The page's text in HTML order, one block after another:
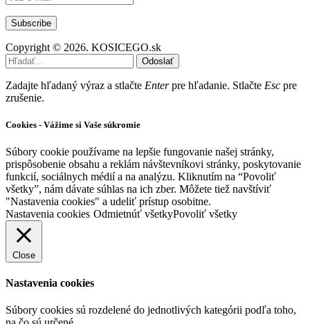
Copyright © 2026. KOSICEGO.sk
Odoslať
Zadajte hľadaný výraz a stlačte Enterpre hľadanie. Stlačte Esc pre
zrušenie.
Cookies - Vážime si Vaše súkromie
Súbory cookie používame na lepšie fungovanie našej stránky,
prispôsobenie obsahu a reklám návštevníkovi stránky, poskytovanie
funkcií, sociálnych médií a na analýzu. Kliknutím na “Povoliť
všetky”, nám dávate súhlas na ich zber. Môžete tiež navštíviť
"Nastavenia cookies" a udeliť prístup osobitne.
Nastavenia cookies Odmietnúť všetkyPovoliť všetky
Close
Nastavenia cookies
Súbory cookies sú rozdelené do jednotlivých kategórii podľa toho,